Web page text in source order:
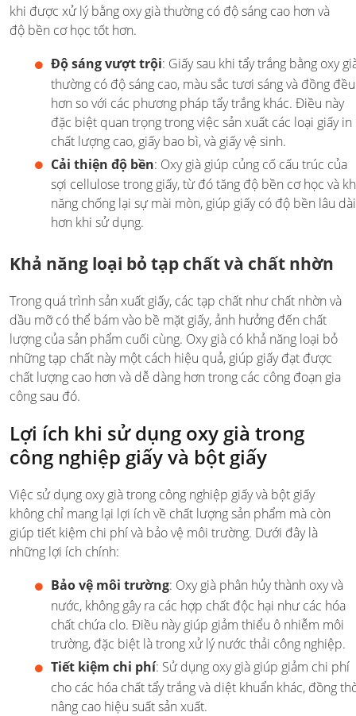
khi được xử lý bằng oxy già thường có độ sáng cao hơn và
độ bền cơ học tốt hơn.
Độ sáng vượt trội: Giấy sau khi tẩy trắng bằng oxy
thường có độ sáng cao, màu sắc tươi sáng và đồng đều
hơn so với các phương pháp tẩy trắng khác. Điều này
đặc biệt quan trọng trong việc sản xuất các loại giấy in
chất lượng cao, giấy bao bì, và giấy vệ sinh.
Cải thiện độ bền: Oxy già giúp củng cố cấu trúc của
sợi cellulose trong giấy, từ đó tăng độ bền cơ học và
năng chống lại sự mài mòn, giúp giấy có độ bền lâu dài
hơn khi sử dụng.
Khả năng loại bỏ tạp chất và chất nhờn
Trong quá trình sản xuất giấy, các tạp chất như chất nhờn và
dầu mỡ có thể bám vào bề mặt giấy, ảnh hưởng đến chất
lượng của sản phẩm cuối cùng. Oxy già có khả năng loại bỏ
những tạp chất này một cách hiệu quả, giúp giấy đạt được
chất lượng cao hơn và dễ dàng hơn trong các công đoạn gia
công sau đó.
Lợi ích khi sử dụng oxy già trong
công nghiệp giấy và bột giấy
Việc sử dụng oxy già trong công nghiệp giấy và bột giấy
không chỉ mang lại lợi ích về chất lượng sản phẩm mà còn
giúp tiết kiệm chi phí và bảo vệ môi trường. Dưới đây là
những lợi ích chính:
Bảo vệ môi trường: Oxy già phân hủy thành oxy và
nước, không gây ra các hợp chất độc hại như các hóa
chất chứa clo. Điều này giúp giảm thiểu ô nhiễm môi
trường, đặc biệt là trong xử lý nước thải công nghiệp.
Tiết kiệm chi phí: Sử dụng oxy già giúp giảm chi phí
cho các hóa chất tẩy trắng và diệt khuẩn khác, đồng
nâng cao hiệu suất sản xuất.